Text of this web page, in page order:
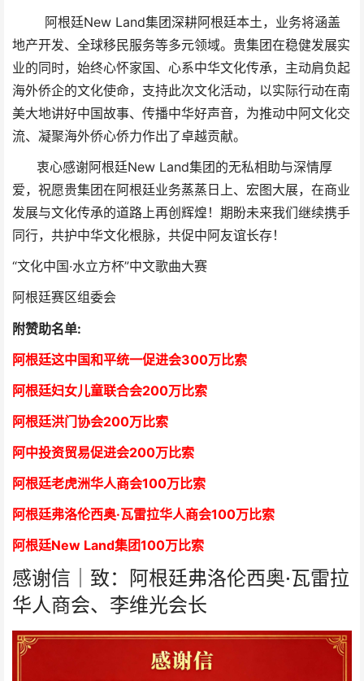
阿根廷New Land集团深耕阿根廷本土，业务将涵盖
地产开发、全球移民服务等多元领域。贵集团在稳健发展实
业的同时，始终心怀家国、心系中华文化传承，主动肩负起
海外侨企的文化使命，支持此次文化活动，以实际行动在南
美大地讲好中国故事、传播中华好声音，为推动中阿文化交
流、凝聚海外侨心侨力作出了卓越贡献。
衷心感谢阿根廷New Land集团的无私相助与深情厚
爱，祝愿贵集团在阿根廷业务蒸蒸日上、宏图大展，在商业
发展与文化传承的道路上再创辉煌！期盼未来我们继续携手
同行，共护中华文化根脉，共促中阿友谊长存！
“文化中国·水立方杯”中文歌曲大赛
阿根廷赛区组委会
附赞助名单:
阿根廷这中国和平统一促进会300万比索
阿根廷妇女儿童联合会200万比索
阿根廷洪门协会200万比索
阿中投资贸易促进会200万比索
阿根廷老虎洲华人商会100万比索
阿根廷弗洛伦西奥·瓦雷拉华人商会100万比索
阿根廷New Land集团100万比索
感谢信｜致：阿根廷弗洛伦西奥·瓦雷拉
华人商会、李维光会长